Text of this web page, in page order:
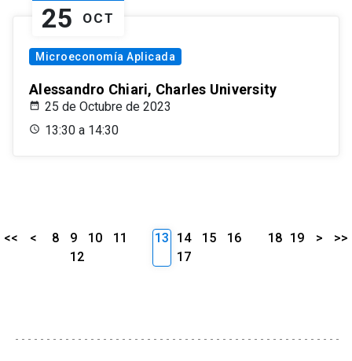
25 OCT
Microeconomía Aplicada
Alessandro Chiari, Charles University
25 de Octubre de 2023
13:30 a 14:30
<< < 8 9 10
11
12
13 14 15
16
17
18 19 > >>